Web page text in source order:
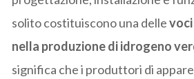
solito costituiscono una delle
nella produzione di idrogeno
significa che i produttori di